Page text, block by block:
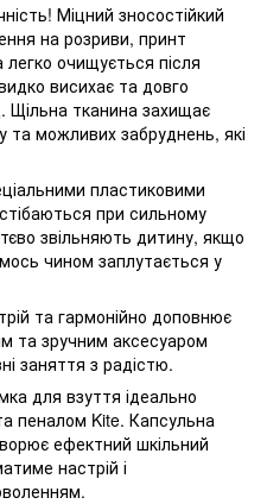
Міцний зносостійкий
на розриви, принт
очищується після
висихає та довго
Щільна тканина захищає
та можливих забруднень, які
пластиковими
при сильному
звільняють дитину, якщо
чином заплутається у
та гармонійно доповнює
та зручним аксесуаром
заняття з радістю.
для взуття ідеально
пеналом Kite. Капсульна
ефектний шкільний
настрій і